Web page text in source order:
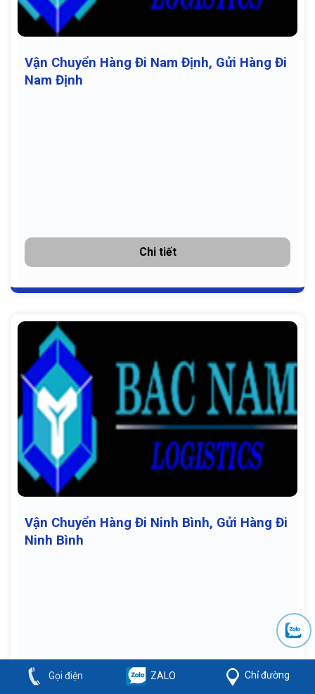
Gọi điện ZALO Chỉ đường
Vận Chuyển Hàng Đi Nam Định, Gửi Hàng Đi
Nam Định
Chi tiết
Vận Chuyển Hàng Đi Ninh Bình, Gửi Hàng Đi
Ninh Bình